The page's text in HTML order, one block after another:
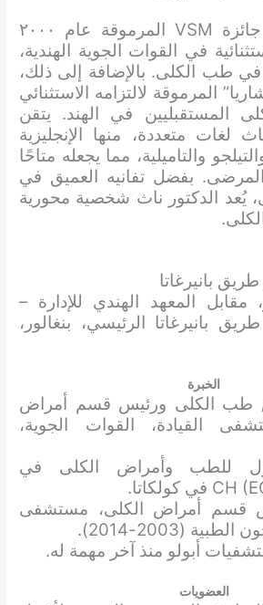
نال الدكتور ناث جائزة VSM المرموقة عام ٢٠٠٠
في القوات الجوية الهندية،
في طب الكلى. بالإضافة إلى ذلك،
المرموقة لالتزامه الاستثنائي
المستقبليين في الهند. يتقن
لغات متعددة، منها الإنجليزية
والتاميلية، مما يجعله متاحًا
بفضل تفانيه العميق في
يُعد الدكتور ناث شخصية محورية
بانيرغاتا
مقابل المعهد الهندي للإدارة –
154/11، طريق بانيرغاتا الرئيسي، بنغالور،
الخبرة
طب الكلى ورئيس قسم أمراض
القيادة، القوات الجوية،
للطب وأمراض الكلى في
قسم أمراض الكلى، مستشفى
(2003-2014).
أبولو منذ آخر مهمة له.
العضويات